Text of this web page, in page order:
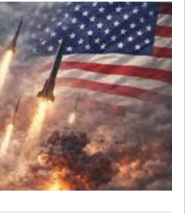
عن مستويات الذخيرة قد تمنح
واشنطن لكبح برنامج ايران النووي.